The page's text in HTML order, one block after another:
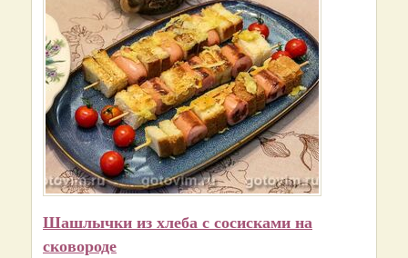
Шашлычки из хлеба с сосисками на
сковороде